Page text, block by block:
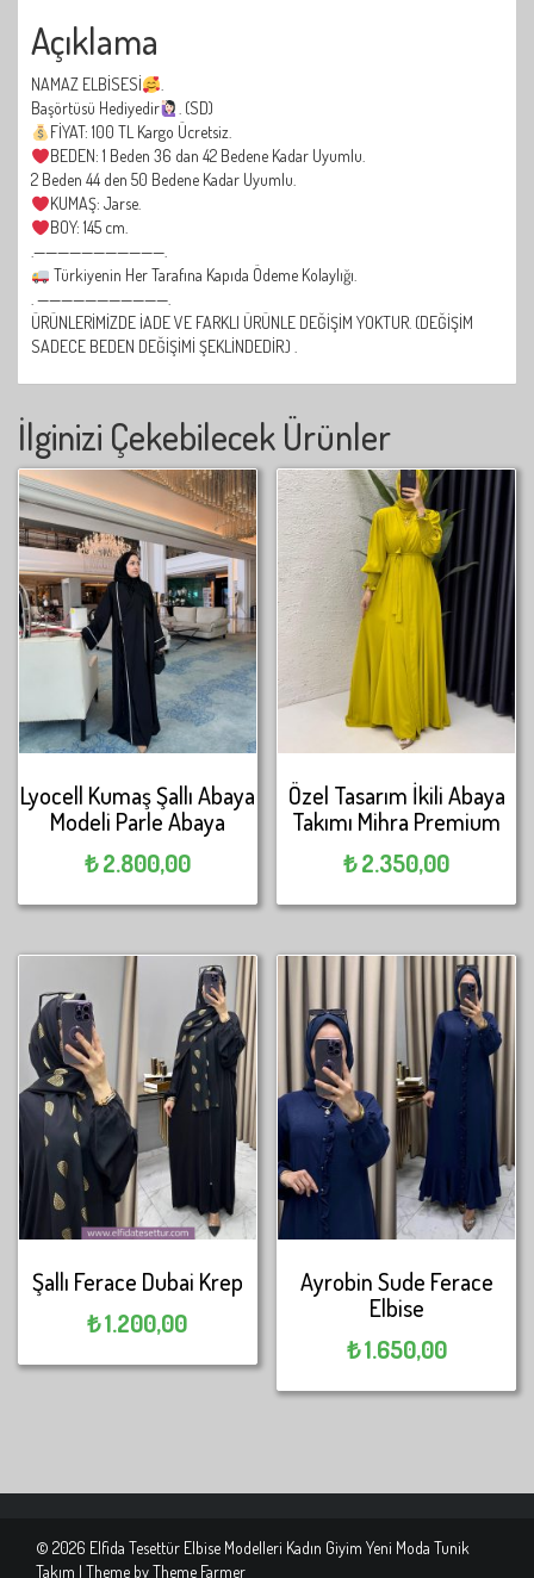
Açıklama
NAMAZ ELBİSESİ
Başörtüsü Hediyedir
. (SD)
FİYAT: 100 TL Kargo Ücretsiz.
BEDEN: 1 Beden 36 dan 42 Bedene Kadar Uyumlu.
2 Beden 44 den 50 Bedene Kadar Uyumlu.
KUMAŞ: Jarse.
BOY: 145 cm.
.———————————.
Türkiyenin Her Tarafına Kapıda Ödeme Kolaylığı.
. ———————————.
ÜRÜNLERİMİZDE İADE VE FARKLI ÜRÜNLE DEĞİŞİM YOKTUR. (DEĞİŞİM
SADECE BEDEN DEĞİŞİMİ ŞEKLİNDEDİR.) .
İlginizi Çekebilecek Ürünler
Lyocell Kumaş Şallı Abaya
Modeli Parle Abaya
₺2.800,00
Özel Tasarım İkili Abaya
Takımı Mihra Premium
₺2.350,00
Şallı Ferace Dubai Krep
₺1.200,00
Ayrobin Sude Ferace
Elbise
₺1.650,00
© 2026 Elfida Tesettür Elbise Modelleri Kadın Giyim Yeni Moda Tunik
Takım | Theme byTheme Farmer